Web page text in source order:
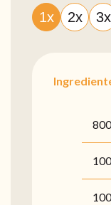
1x 2x 3x
100